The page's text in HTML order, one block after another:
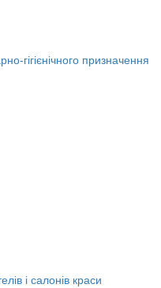
гігієнічного призначення
і салонів краси